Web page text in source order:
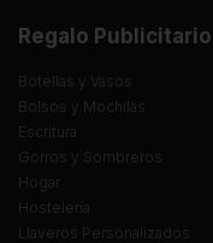
Regalo Publicitario
Botellas y Vasos
Bolsos y Mochilas
Escritura
Gorros y Sombreros
Hogar
Hostelería
Llaveros Personalizados